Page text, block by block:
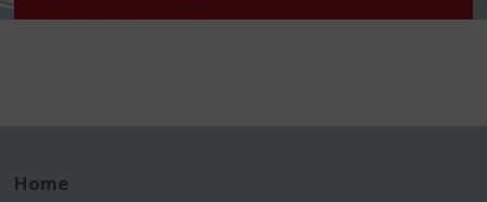
Home